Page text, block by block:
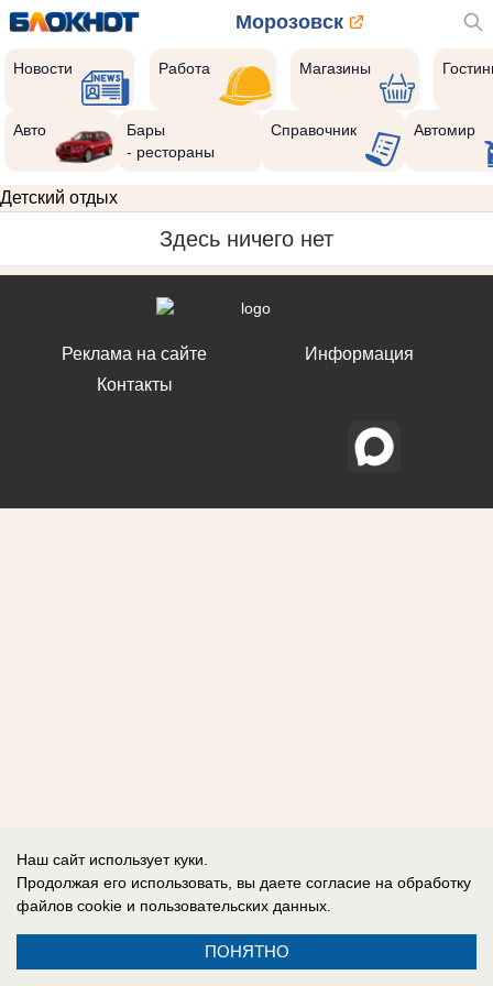
Морозовск
Новости Работа Магазины
Авто
Бары
- рестораны
Справочник Автомир
Детский отдых
Здесь ничего нет
Реклама на сайте
Контакты
Информация
Наш сайт использует куки.
Продолжая его использовать, вы даете согласие на обработку
файлов cookie и пользовательских данных.
ПОНЯТНО